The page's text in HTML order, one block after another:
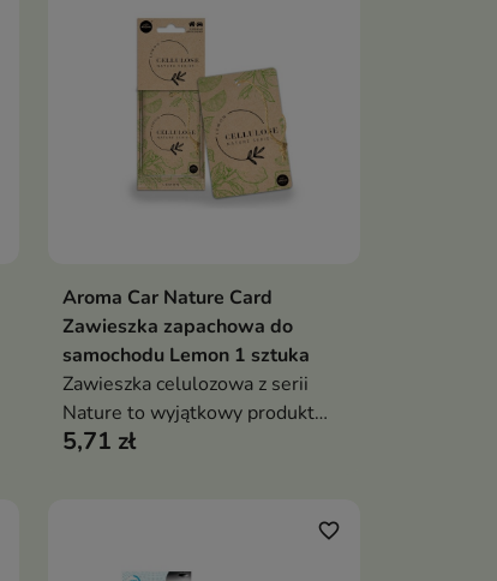
Dodaj do koszyka
Aroma Car Nature Card
Zawieszka zapachowa do
samochodu Lemon 1 sztuka
Zawieszka celulozowa z serii
Nature to wyjątkowy produkt
inspirowany naturą
5,71 zł
favorite_border